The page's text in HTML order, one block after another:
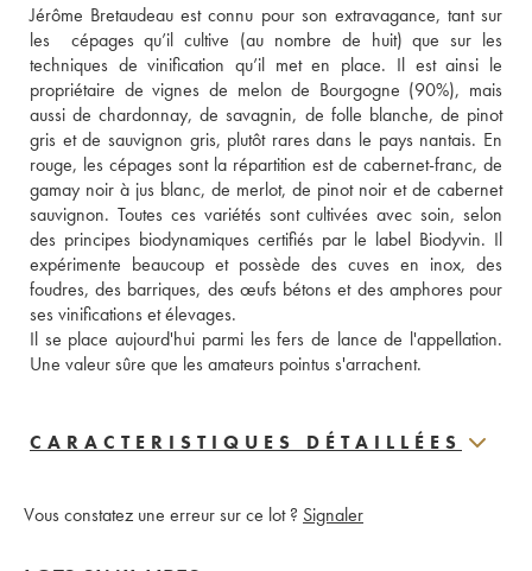
Jérôme Bretaudeau est connu pour son extravagance, tant sur
les  cépages qu’il cultive (au nombre de huit) que sur les
techniques de vinification qu’il met en place. Il est ainsi le
propriétaire de vignes de melon de Bourgogne (90%), mais
aussi de chardonnay, de savagnin, de folle blanche, de pinot
gris et de sauvignon gris, plutôt rares dans le pays nantais. En
rouge, les cépages sont la répartition est de cabernet-franc, de
gamay noir à jus blanc, de merlot, de pinot noir et de cabernet
sauvignon. Toutes ces variétés sont cultivées avec soin, selon
des principes biodynamiques certifiés par le label Biodyvin. Il
expérimente beaucoup et possède des cuves en inox, des
foudres, des barriques, des œufs bétons et des amphores pour
ses vinifications et élevages.
Il se place aujourd'hui parmi les fers de lance de l'appellation.
Une valeur sûre que les amateurs pointus s'arrachent.
CARACTERISTIQUES DÉTAILLÉES
Vous constatez une erreur sur ce lot ? Signaler